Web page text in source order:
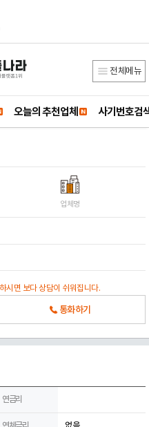
전체메뉴
오늘의 추천업체 사기번호검
업체명
시면 보다 상담이 쉬워집니다.
통화하기
연금리